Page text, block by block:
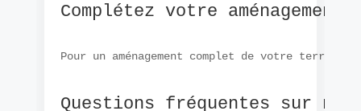
Complétez votre aménagement
Pour un aménagement complet de votre
Questions fréquentes sur